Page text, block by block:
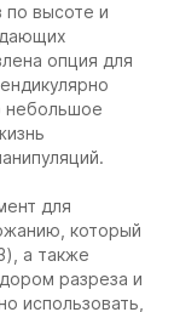
высоте и
опция для
небольшое
для
который
а также
разреза и
использовать,